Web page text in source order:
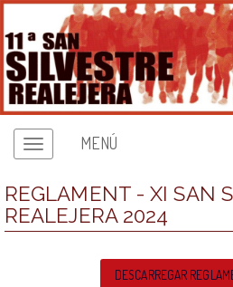
MENÚ
REGLAMENT - XI SAN
REALEJERA 2024
DESCARREGAR